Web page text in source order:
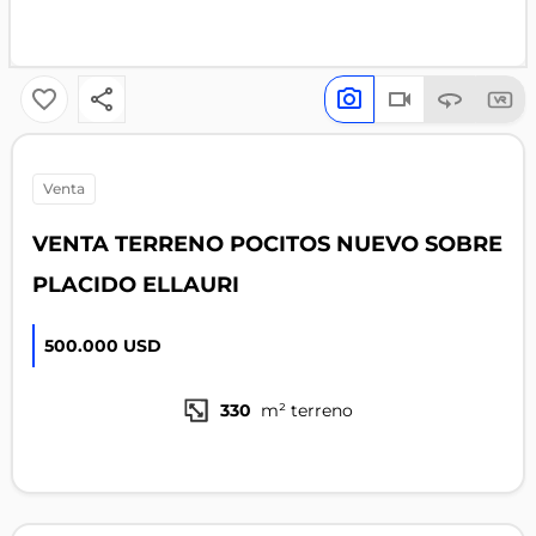
venta
VENTA TERRENO POCITOS NUEVO SOBRE
PLACIDO ELLAURI
500.000 USD
330 m² terreno